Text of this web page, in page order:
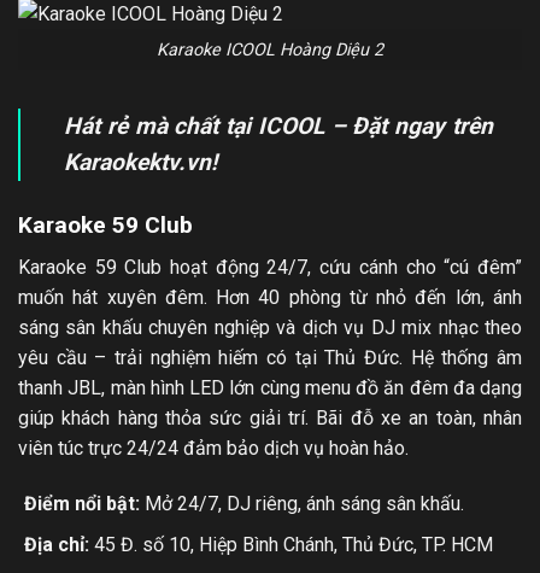
Karaoke ICOOL Hoàng Diệu 2
Hát rẻ mà chất tại ICOOL – Đặt ngay trên
Karaokektv.vn!
Karaoke 59 Club
Karaoke 59 Club hoạt động 24/7, cứu cánh cho “cú đêm”
muốn hát xuyên đêm. Hơn 40 phòng từ nhỏ đến lớn, ánh
sáng sân khấu chuyên nghiệp và dịch vụ DJ mix nhạc theo
yêu cầu – trải nghiệm hiếm có tại Thủ Đức. Hệ thống âm
thanh JBL, màn hình LED lớn cùng menu đồ ăn đêm đa dạng
giúp khách hàng thỏa sức giải trí. Bãi đỗ xe an toàn, nhân
viên túc trực 24/24 đảm bảo dịch vụ hoàn hảo.
Điểm nổi bật: Mở 24/7, DJ riêng, ánh sáng sân khấu.
Địa chỉ:45 Đ. số 10, Hiệp Bình Chánh, Thủ Đức, TP. HCM